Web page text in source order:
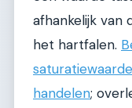
afhankelijk van
het hartfalen.
handelen;